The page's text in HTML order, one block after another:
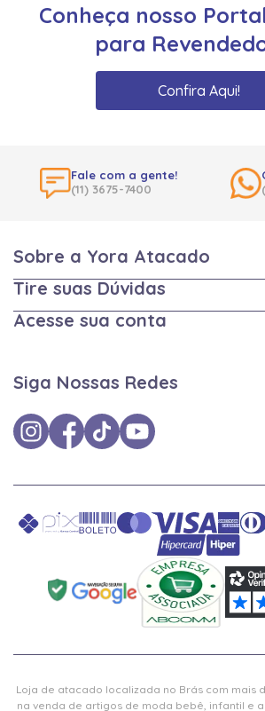
Conheça nosso
para
Confira Aqui!
Fale com a gente!
(11) 3675-7400
Sobre a Yora Atacado
Tire suas Dúvidas
Acesse sua conta
Siga Nossas Redes
Loja de atacado localizada no Brás com mais
na venda de artigos de moda bebê, infantil e